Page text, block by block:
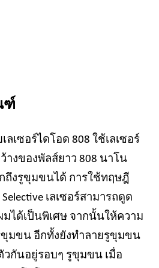
ฑ์
ลเซอร์ไดโอด 808 ใช้เลเซอร์
งของพัลส์ยาว 808 นาโน
กถึงรูขุมขนได้ การใช้ทฤษฎี
เลเซอร์สามารถดูด
ได้เป็นพิเศษ จากนั้นให้ความ
มขน อีกทั้งยังทำลายรูขุมขน
กันอยู่รอบๆ รูขุมขน เมื่อ